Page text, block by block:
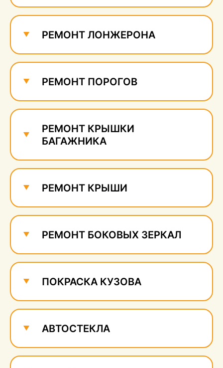
Ремонт и удаление
РЕМОНТ ЛОНЖЕРОНА
РЕМОНТ ПОРОГОВ
РЕМОНТ КРЫШКИ
БАГАЖНИКА
РЕМОНТ КРЫШИ
РЕМОНТ БОКОВЫХ ЗЕРКАЛ
ПОКРАСКА КУЗОВА
АВТОСТЕКЛА